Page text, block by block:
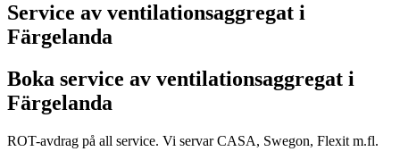
Service av ventilationsaggregat i
Färgelanda
Boka service av ventilationsaggregat i
Färgelanda
ROT-avdrag på all service. Vi servar CASA, Swegon, Flexit m.fl.